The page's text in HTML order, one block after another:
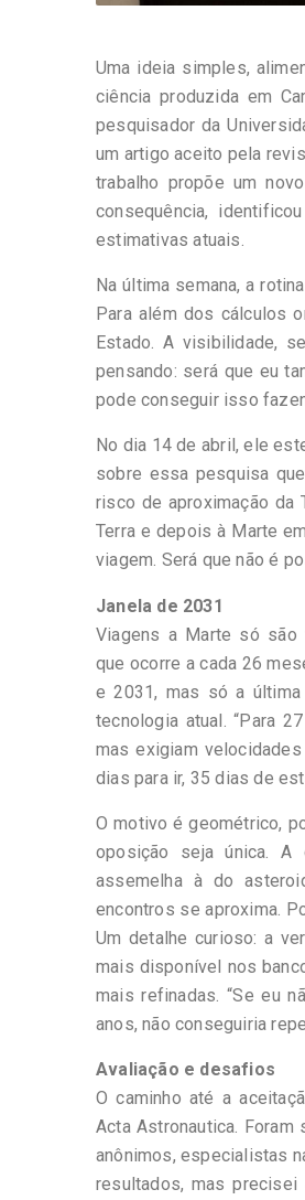
Uma ideia simples,
ciência produzida em
pesquisador da
um artigo aceito pela
trabalho propõe um
consequência,
estimativas atuais.
Na última semana, a
Para além dos cálculos
Estado. A visibilidade,
pensando: será que eu
pode conseguir isso
No dia 14 de abril, ele
sobre essa pesquisa
risco de aproximação da
Terra e depois à Marte
viagem. Será que não é
Janela de 2031
Viagens a Marte só são
que ocorre a cada 26
e 2031, mas só a
tecnologia atual. “Para
mas exigiam
dias para ir, 35 dias de
O motivo é geométrico,
oposição seja única.
assemelha à do
encontros se aproxima.
Um detalhe curioso: a
mais disponível nos
mais refinadas. “Se eu
anos, não conseguiria
Avaliação e desafios
O caminho até a
Acta Astronautica.
anônimos, especialistas
resultados, mas precisei